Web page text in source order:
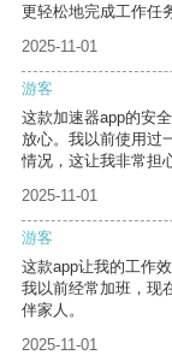
更轻松地完成工作任
2025-11-01
游客
这款加速器app的安
放心。我以前使用过
情况，这让我非常担
2025-11-01
游客
这款app让我的工作
我以前经常加班，现
伴家人。
2025-11-01